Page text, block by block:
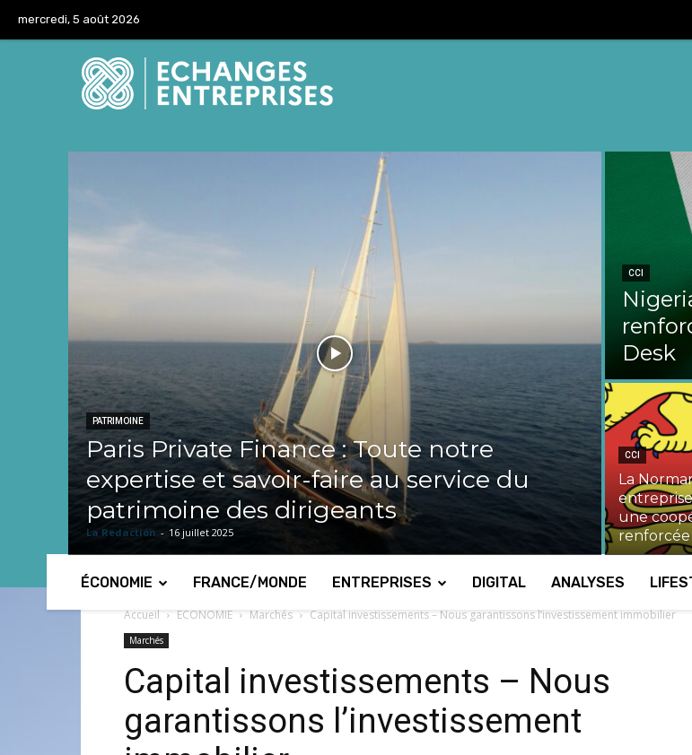
mercredi, 5 août 2026
PATRIMOINE
Paris Private Finance : Toute notre
expertise et savoir-faire au service du
patrimoine des dirigeants
La Redaction - 16 juillet 2025
CCI
Desk
CCI
La
une
renforcée
ÉCONOMIE FRANCE/MONDE ENTREPRISES DIGITAL ANALYSES
Accueil ECONOMIE Marchés Capital investissements – Nous garantissons l’investissement immobilier
Marchés
Capital investissements – Nous
garantissons l’investissement